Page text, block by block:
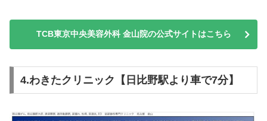
TCB東京中央美容外科 金山院の公式サイトはこちら
4.わきたクリニック【日比野駅より車で7分】